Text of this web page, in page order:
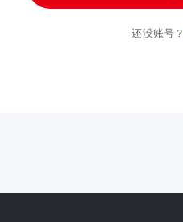
还没账号？